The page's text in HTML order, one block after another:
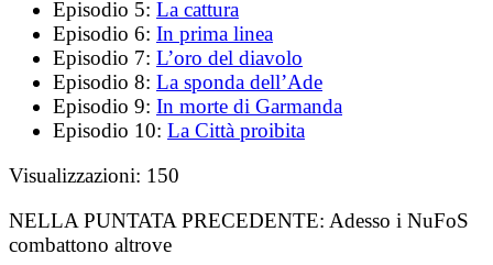
Episodio 5: La cattura
Episodio 6: In prima linea
Episodio 7: L’oro del diavolo
Episodio 8: La sponda dell’Ade
Episodio 9: In morte di Garmanda
Episodio 10: La Città proibita
Visualizzazioni: 150
NELLA PUNTATA PRECEDENTE: Adesso i NuFoS
combattono altrove